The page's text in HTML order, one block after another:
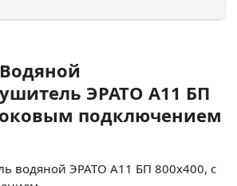
ЭРАТО А11 БП
подключением
водяной ЭРАТО А11 БП 800x400, с